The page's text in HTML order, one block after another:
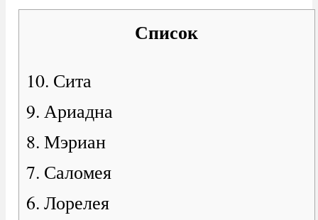
Список
10. Сита
9. Ариадна
8. Мэриан
7. Саломея
6. Лорелея